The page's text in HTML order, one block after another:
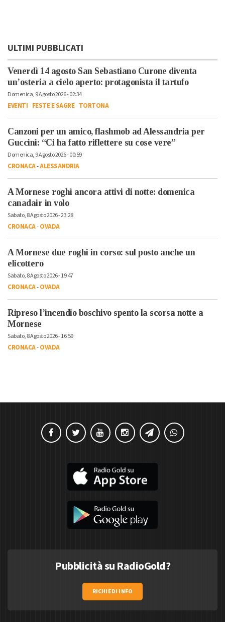
ULTIMI PUBBLICATI
Venerdì 14 agosto San Sebastiano Curone diventa
un’osteria a cielo aperto: protagonista il tartufo
Domenica, 9 Agosto 2026 - 02:34
EVENTI-FESTE E SAGRE-TORTONA
Canzoni per un amico, flashmob ad Alessandria per
Guccini: “Ci ha fatto riflettere su cose vere”
Domenica, 9 Agosto 2026 - 00:59
CRONACA-ALESSANDRIA
A Mornese roghi ancora attivi di notte: domenica
canadair in volo
Sabato, 8 Agosto 2026 - 23:28
CRONACA-OVADA
A Mornese due roghi in corso: sul posto anche un
elicottero
Sabato, 8 Agosto 2026 - 19:47
CRONACA-OVADA
Ripreso l’incendio boschivo spento la scorsa notte a
Mornese
Sabato, 8 Agosto 2026 - 16:59
CRONACA-OVADA
Pubblicità su RadioGold?
RICHIEDI INFO